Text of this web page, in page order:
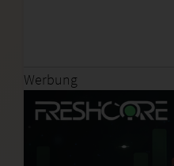
Werbung